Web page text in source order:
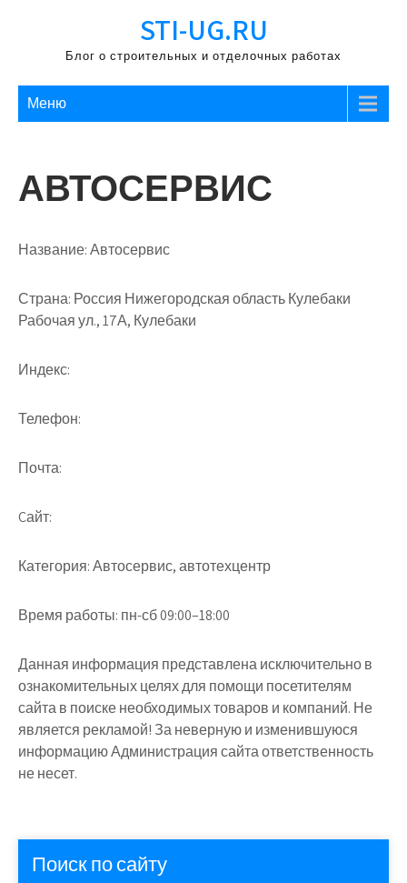
содержимому
STI-UG.RU
Блог о строительных и отделочных работах
Меню
АВТОСЕРВИС
Название:Автосервис
Страна: Россия Нижегородская область Кулебаки
Рабочая ул., 17А, Кулебаки
Индекс:
Телефон:
Почта:
Cайт:
Категория:Автосервис, автотехцентр
Время работы: пн-сб 09:00–18:00
Данная информация представлена исключительно в
ознакомительных целях для помощи посетителям
сайта в поиске необходимых товаров и компаний. Не
является рекламой! За неверную и изменившуюся
информацию Администрация сайта ответственность
не несет.
Поиск по сайту